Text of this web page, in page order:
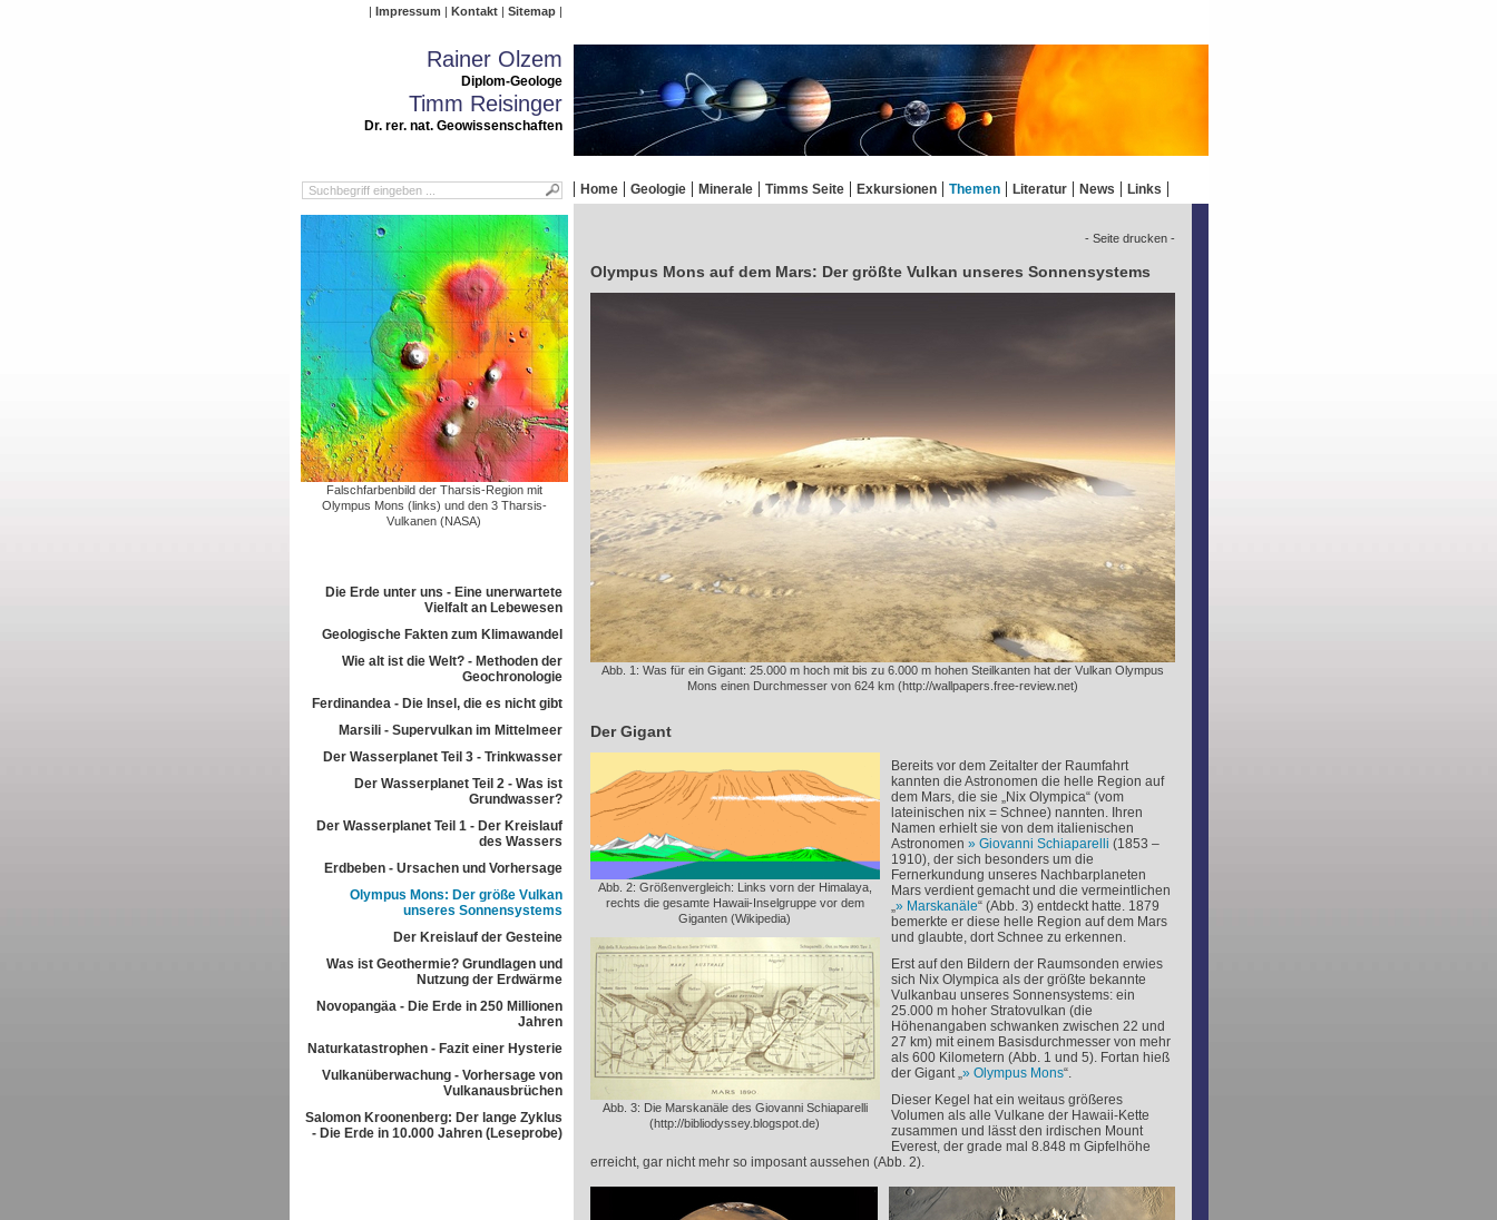
Impressum Kontakt Sitemap
Rainer Olzem
Diplom-Geologe
Timm Reisinger
Dr. rer. nat. Geowissenschaften
Home Geologie Minerale Timms Seite Exkursionen Themen Literatur News Links
Falschfarbenbild der Tharsis-Region mit
Olympus Mons (links) und den 3 Tharsis-
Vulkanen (NASA)
Die Erde unter uns - Eine unerwartete
Vielfalt an Lebewesen
Geologische Fakten zum Klimawandel
Wie alt ist die Welt? - Methoden der
Geochronologie
Ferdinandea - Die Insel, die es nicht gibt
Marsili - Supervulkan im Mittelmeer
Der Wasserplanet Teil 3 - Trinkwasser
Der Wasserplanet Teil 2 - Was ist
Grundwasser?
Der Wasserplanet Teil 1 - Der Kreislauf
des Wassers
Erdbeben - Ursachen und Vorhersage
Olympus Mons: Der größe Vulkan
unseres Sonnensystems
Der Kreislauf der Gesteine
Was ist Geothermie? Grundlagen und
Nutzung der Erdwärme
Novopangäa - Die Erde in 250 Millionen
Jahren
Naturkatastrophen - Fazit einer Hysterie
Vulkanüberwachung - Vorhersage von
Vulkanausbrüchen
Salomon Kroonenberg: Der lange Zyklus
- Die Erde in 10.000 Jahren (Leseprobe)
- Seite drucken -
Olympus Mons auf dem Mars: Der größte Vulkan unseres Sonnensystems
Abb. 1: Was für ein Gigant: 25.000 m hoch mit bis zu 6.000 m hohen Steilkanten hat der Vulkan Olympus
Mons einen Durchmesser von 624 km (http://wallpapers.free-review.net)
Der Gigant
Abb. 2: Größenvergleich: Links vorn der Himalaya,
rechts die gesamte Hawaii-Inselgruppe vor dem
Giganten (Wikipedia)
Abb. 3: Die Marskanäle des Giovanni Schiaparelli
(http://bibliodyssey.blogspot.de)
Bereits vor dem Zeitalter der Raumfahrt
kannten die Astronomen die helle Region auf
dem Mars, die sie „Nix Olympica“ (vom
lateinischen nix = Schnee) nannten. Ihren
Namen erhielt sie von dem italienischen
Astronomen
Giovanni Schiaparelli (1853 –
1910), der sich besonders um die
Fernerkundung unseres Nachbarplaneten
Mars verdient gemacht und die vermeintlichen
„
Marskanäle“ (Abb. 3) entdeckt hatte. 1879
bemerkte er diese helle Region auf dem Mars
und glaubte, dort Schnee zu erkennen.
Erst auf den Bildern der Raumsonden erwies
sich Nix Olympica als der größte bekannte
Vulkanbau unseres Sonnensystems: ein
25.000 m hoher Stratovulkan (die
Höhenangaben schwanken zwischen 22 und
27 km) mit einem Basisdurchmesser von mehr
als 600 Kilometern (Abb. 1 und 5). Fortan hieß
der Gigant „
Olympus Mons“.
Dieser Kegel hat ein weitaus größeres
Volumen als alle Vulkane der Hawaii-Kette
zusammen und lässt den irdischen Mount
Everest, der grade mal 8.848 m Gipfelhöhe
erreicht, gar nicht mehr so imposant aussehen (Abb. 2).